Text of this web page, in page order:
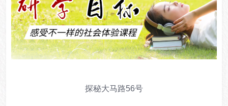
探秘大马路56号